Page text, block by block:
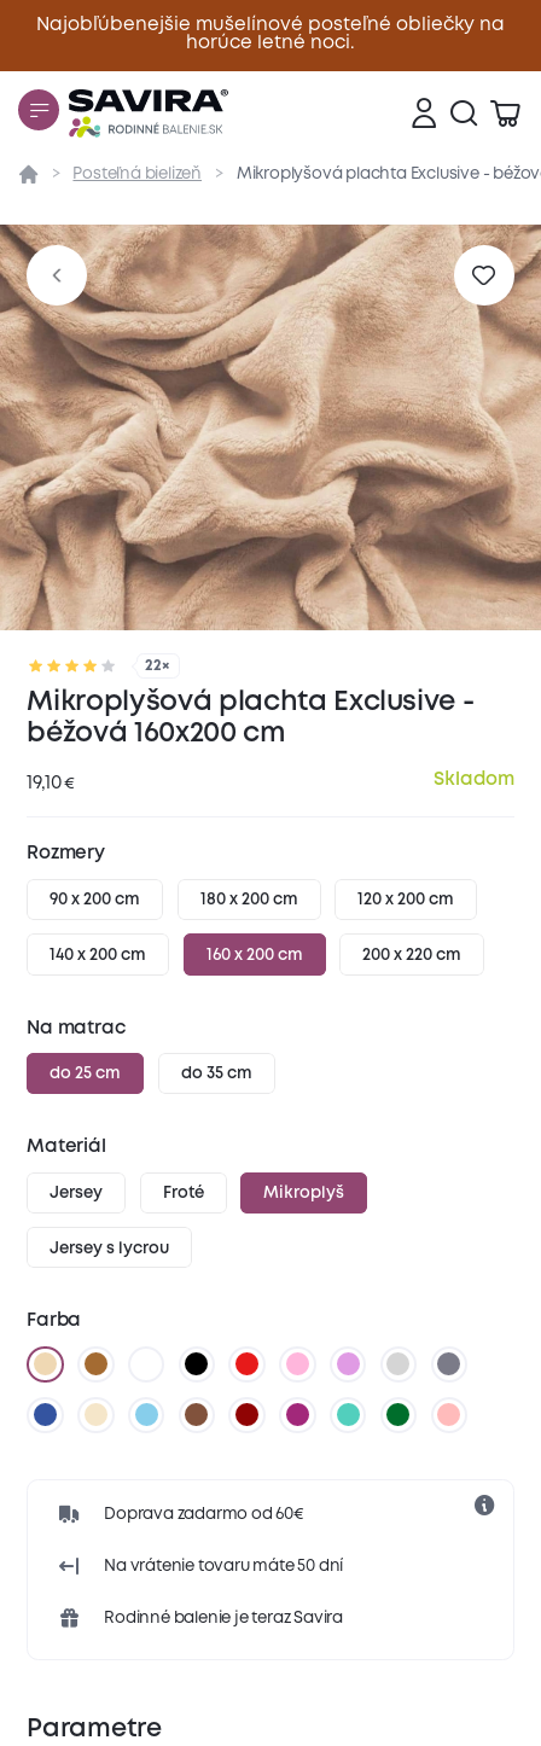
Najobľúbenejšie mušelínové posteľné obliečky na
horúce letné noci.
Zavrieť
Prehľad Parametre Popis produktu
Posteľná bielizeň Mikroplyšová plachta Exclusive -
22×
Mikroplyšová plachta Exclusive -
béžová 160x200 cm
19,10€ Skladom
Rozmery
90 x 200 cm 180 x 200 cm 120 x 200 cm
140 x 200 cm 160 x 200 cm 200 x 220 cm
Na matrac
do 25 cm do 35 cm
Materiál
Jersey Froté Mikroplyš
Jersey s lycrou
Farba
Doprava zadarmo od 60€
Na vrátenie tovaru máte 50 dní
Rodinné balenie je teraz Savira
Parametre